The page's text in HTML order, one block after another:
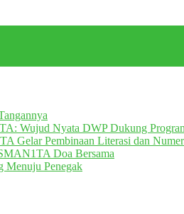
Wujud Nyata DWP Dukung
Gelar Pembinaan Literasi dan
Doa Bersama
Menuju Penegak